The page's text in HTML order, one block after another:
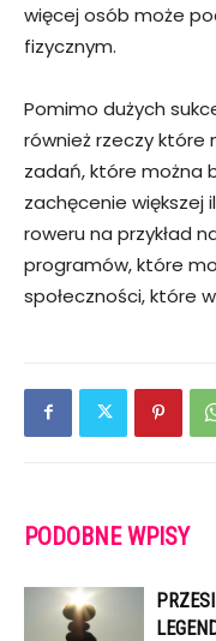
więcej osób może
fizycznym.
Pomimo dużych
również rzeczy które
zadań, które można
zachęcenie większej
roweru na przykład
programów, które
społeczności, które
PODOBNE WPISY